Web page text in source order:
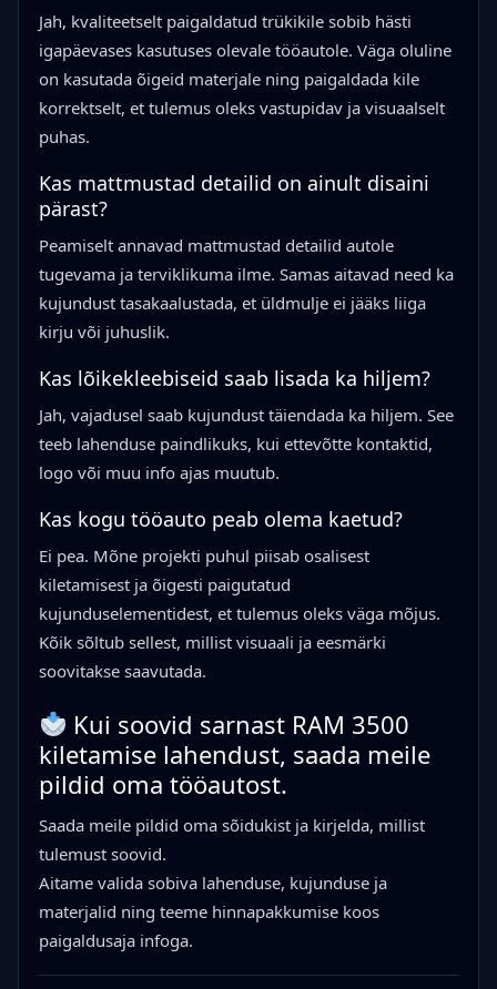
Jah, kvaliteetselt paigaldatud trükikile sobib hästi
igapäevases kasutuses olevale tööautole. Väga oluline
on kasutada õigeid materjale ning paigaldada kile
korrektselt, et tulemus oleks vastupidav ja visuaalselt
puhas.
Kas mattmustad detailid on ainult disaini
pärast?
Peamiselt annavad mattmustad detailid autole
tugevama ja terviklikuma ilme. Samas aitavad need ka
kujundust tasakaalustada, et üldmulje ei jääks liiga
kirju või juhuslik.
Kas lõikekleebiseid saab lisada ka hiljem?
Jah, vajadusel saab kujundust täiendada ka hiljem. See
teeb lahenduse paindlikuks, kui ettevõtte kontaktid,
logo või muu info ajas muutub.
Kas kogu tööauto peab olema kaetud?
Ei pea. Mõne projekti puhul piisab osalisest
kiletamisest ja õigesti paigutatud
kujunduselementidest, et tulemus oleks väga mõjus.
Kõik sõltub sellest, millist visuaali ja eesmärki
soovitakse saavutada.
Kui soovid sarnast RAM 3500
kiletamise lahendust, saada meile
pildid oma tööautost.
Saada meile pildid oma sõidukist ja kirjelda, millist
tulemust soovid.
Aitame valida sobiva lahenduse, kujunduse ja
materjalid ning teeme hinnapakkumise koos
paigaldusaja infoga.